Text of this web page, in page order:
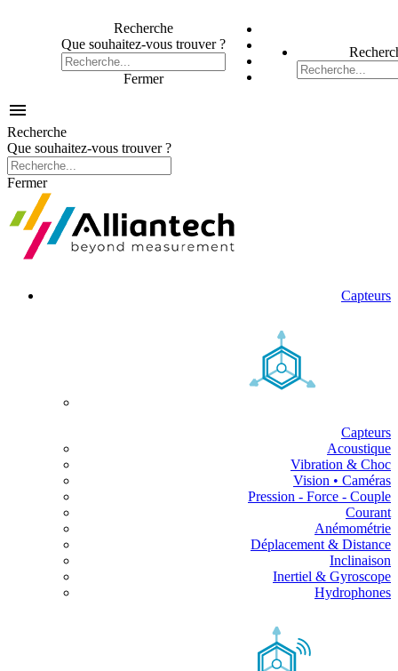
Recherche
Que souhaitez-vous trouver ?
Fermer

Recherche
Que souhaitez-vous trouver ?
Fermer
Capteurs
Capteurs
Acoustique
Vibration & Choc
Vision • Caméras
Pression - Force - Couple
Courant
Anémométrie
Déplacement & Distance
Inclinaison
Inertiel & Gyroscope
Hydrophones